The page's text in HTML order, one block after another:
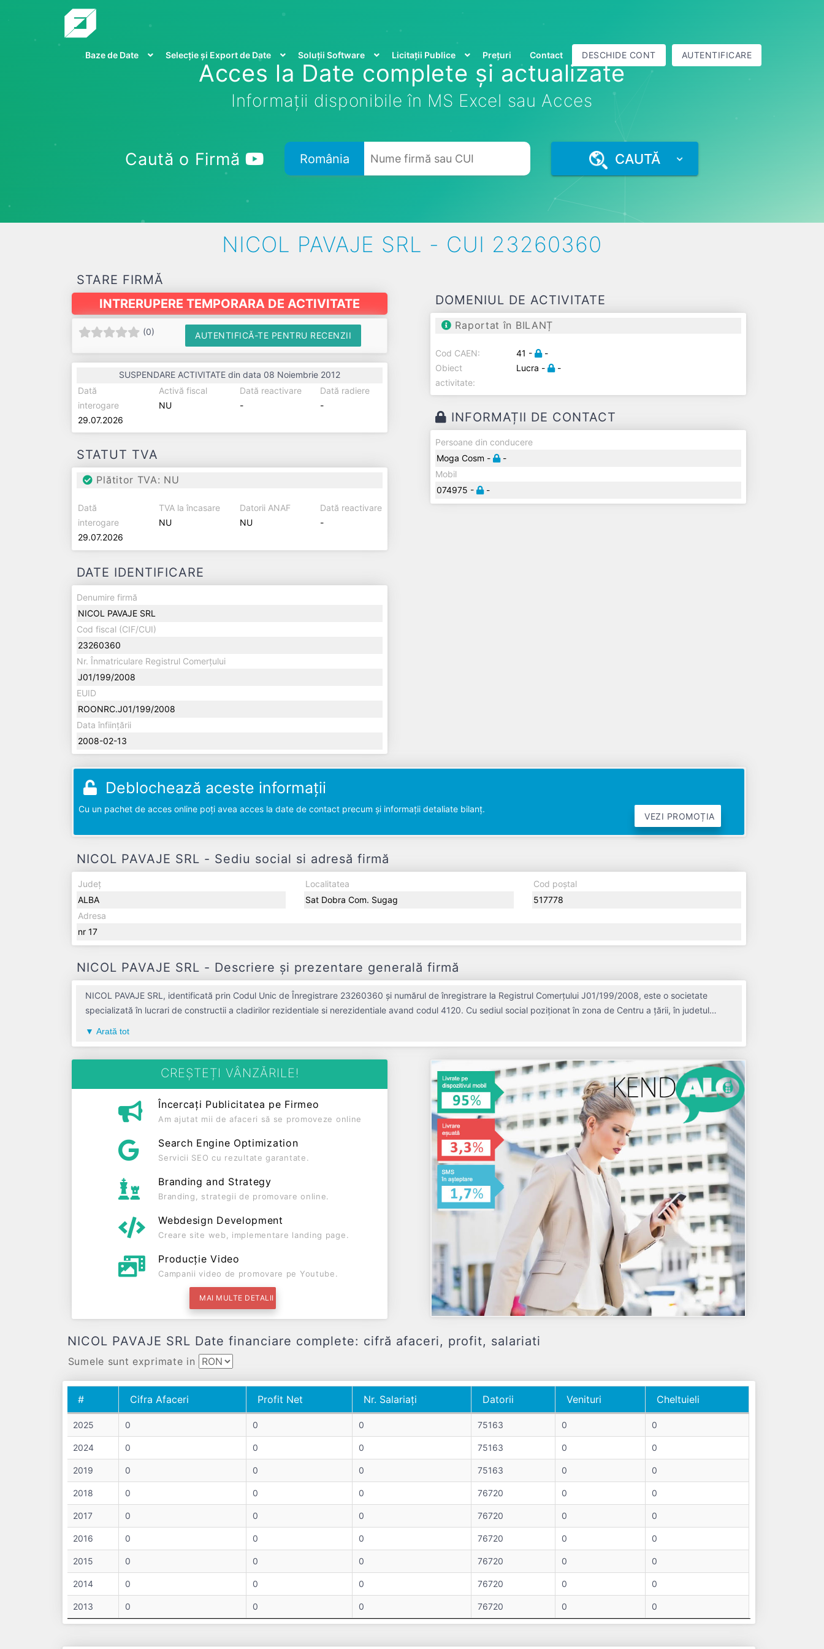
Baze de Date Selecție și Export de Date Soluții Software Licitații Publice Prețuri Contact DESCHIDE CONT AUTENTIFICARE
Acces la Date complete și actualizate
Informații disponibile în MS Excel sau Acces
Caută o Firmă România CAUTĂ
NICOL PAVAJE SRL - CUI 23260360
STARE FIRMĂ
INTRERUPERE TEMPORARA DE ACTIVITATE
(0) AUTENTIFICĂ-TE PENTRU RECENZII
SUSPENDARE ACTIVITATE din data 08 Noiembrie 2012
Dată
interogare
29.07.2026
Activă fiscal
NU
Dată reactivare
-
Dată radiere
-
STATUT TVA
Plătitor TVA: NU
Dată
interogare
29.07.2026
TVA la încasare
NU
Datorii ANAF
NU
Dată reactivare
-
DATE IDENTIFICARE
Denumire firmă
NICOL PAVAJE SRL
Cod fiscal (CIF/CUI)
23260360
Nr. Înmatriculare Registrul Comerțului
J01/199/2008
EUID
ROONRC.J01/199/2008
Data înființării
2008-02-13
DOMENIUL DE ACTIVITATE
Raportat în BILANȚ
Cod CAEN: 41 -
-
Obiect
activitate:
Lucra - -
INFORMAȚII DE CONTACT
Persoane din conducere
Moga Cosm -
-
Mobil
074975 -
-
Deblochează aceste informații
Cu un pachet de acces online poți avea acces la date de contact precum și informații detaliate bilanț.
VEZI PROMOȚIA
NICOL PAVAJE SRL - Sediu social si adresă firmă
Județ
ALBA
Localitatea
Sat Dobra Com. Sugag
Cod poștal
517778
Adresa
nr 17
NICOL PAVAJE SRL - Descriere și prezentare generală firmă
NICOL PAVAJE SRL, identificată prin Codul Unic de Înregistrare 23260360 și numărul de înregistrare la Registrul Comerțului J01/199/2008, este o societate
specializată în lucrari de constructii a cladirilor rezidentiale si nerezidentiale avand codul 4120. Cu sediul social poziționat în zona de Centru a țării, în judetul
Arată tot
CREȘTEȚI VÂNZĂRILE!
Încercați Publicitatea pe Firmeo
Am ajutat mii de afaceri să se promoveze online
Search Engine Optimization
Servicii SEO cu rezultate garantate.
Branding and Strategy
Branding, strategii de promovare online.
Webdesign Development
Creare site web, implementare landing page.
Producție Video
Campanii video de promovare pe Youtube.
MAI MULTE DETALII
NICOL PAVAJE SRL Date financiare complete: cifră afaceri, profit, salariati
Sumele sunt exprimate in
# Cifra Afaceri Profit Net Nr. Salariați Datorii Venituri
Cheltuieli
#
Datorii
2025 0 0 0 75163 0 0
2024 0 0 0 75163 0 0
2019 0 0 0 75163 0 0
2018 0 0 0 76720 0 0
2017 0 0 0 76720 0 0
2016 0 0 0 76720 0 0
2015 0 0 0 76720 0 0
2014 0 0 0 76720 0 0
2013 0 0 0 76720 0 0